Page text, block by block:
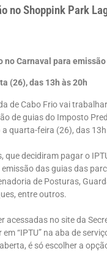
no Shoppink Park
Carnaval para
(26), das 13h às 20h
de Cabo Frio vai
de guias do Imposto
quarta-feira (26), das
que decidiram pagar o
das guias das
de Posturas,
entre outros.
acessadas no site da
“IPTU” na aba de
é só escolher a